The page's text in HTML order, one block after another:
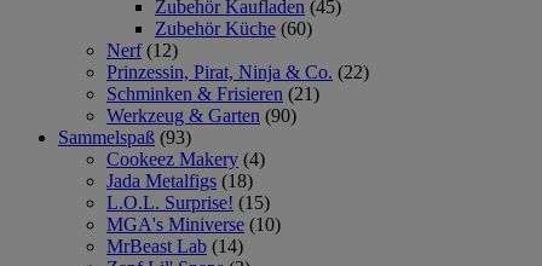
Zubehör Kaufladen (45)
Zubehör Küche (60)
Nerf (12)
Prinzessin, Pirat, Ninja & Co. (22)
Schminken & Frisieren (21)
Werkzeug & Garten (90)
Sammelspaß (93)
Cookeez Makery (4)
Jada Metalfigs (18)
L.O.L. Surprise! (15)
MGA's Miniverse (10)
MrBeast Lab (14)